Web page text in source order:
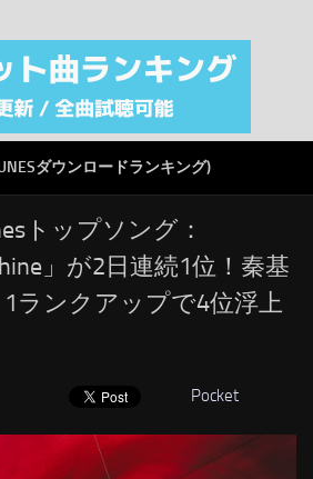
間トップソング
ダウンロードランキング)
トップソング：
」が2日連続1位！秦基
ランクアップで4位浮上
Pocket